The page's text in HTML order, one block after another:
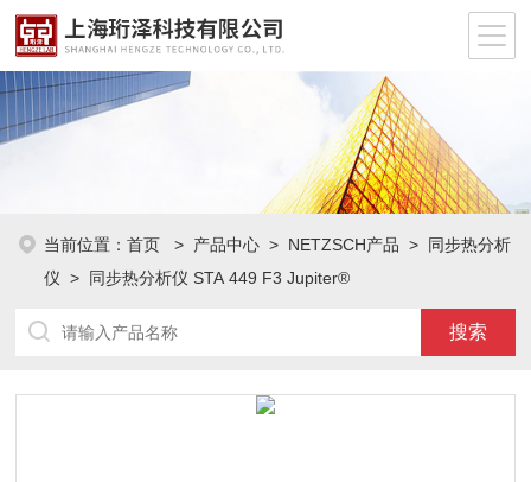
当前位置：首页 > 产品中心 > NETZSCH产品 > 同步热分析
仪 > 同步热分析仪 STA 449 F3 Jupiter®